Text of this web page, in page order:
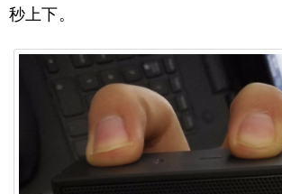
秒上下。